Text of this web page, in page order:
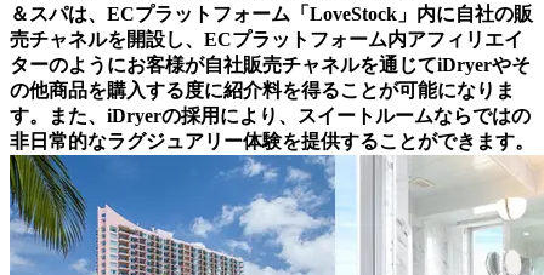
＆スパは、ECプラットフォーム「LoveStock」内に自社の販
売チャネルを開設し、ECプラットフォーム内アフィリエイ
ターのようにお客様が自社販売チャネルを通じてiDryerやそ
の他商品を購入する度に紹介料を得ることが可能になりま
す。また、iDryerの採用により、スイートルームならではの
非日常的なラグジュアリー体験を提供することができます。